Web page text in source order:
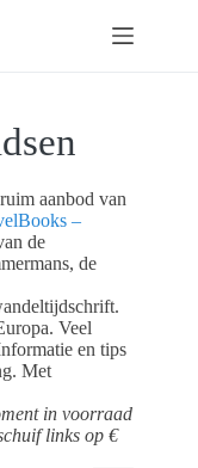
aanbod van
–
de
de
Veel
en tips
Met
in voorraad
links op €